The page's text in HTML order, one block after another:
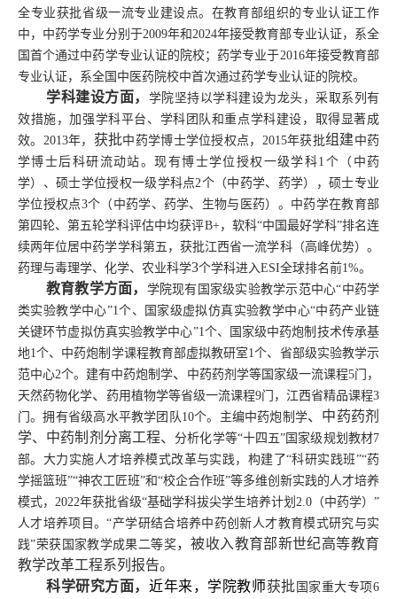
全专业获批省级一流专业建设点。在教育部组织的专业认证工作
中，中药学专业分别于2009年和2024年接受教育部专业认证，系全
国首个通过中药学专业认证的院校；药学专业于2016年接受教育部
专业认证，系全国中医药院校中首次通过药学专业认证的院校。
学科建设方面， 学院坚持以学科建设为龙头，采取系列有
效措施，加强学科平台、学科团队和重点学科建设，取得显著成
效。 2013年， 获批中药学博士学位授权点， 2015年获批组建中药
学博士后科研流动站。现有博士学位授权一级学科1个（中药
学）、硕士学位授权一级学科点2个（中药学、药学），硕士专业
学位授权点3个（中药学、药学、生物与医药）。中药学在教育部
第四轮、第五轮学科评估中均获评B+，软科“中国最好学科”排名连
续两年位居中药学学科第五，获批江西省一流学科（高峰优势）。
药理与毒理学、化学、农业科学3个学科进入ESI全球排名前1%。
教育教学方面， 学院现有国家级实验教学示范中心“中药学
类实验教学中心”1个、国家级虚拟仿真实验教学中心“中药产业链
关键环节虚拟仿真实验教学中心”1个、国家级中药炮制技术传承基
地1个、中药炮制学课程教育部虚拟教研室1个、省部级实验教学示
范中心2个。建有中药炮制学、 中药药剂学等国家级一流课程5门，
天然药物化学、 药用植物学等省级一流课程9门，江西省精品课程3
门。拥有省级高水平教学团队10个。主编中药炮制学、 中药药剂
学、 中药制剂分离工程、分析化学等“十四五”国家级规划教材7
部。大力实施人才培养模式改革与实践，构建了“科研实践班”“药
学摇篮班”“神农工匠班”和“校企合作班”等多维创新实践的人才培养
模式，2022年获批省级“基础学科拔尖学生培养计划2.0（中药学）”
人才培养项目。“产学研结合培养中药创新人才教育模式研究与实
践”荣获国家教学成果二等奖，被收入教育部新世纪高等教育
教学改革工程系列报告。
科学研究方面， 近年来，学院教师获批 国家重大专项6